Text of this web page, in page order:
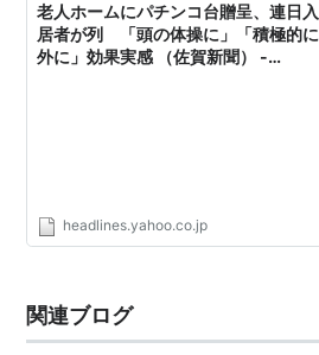
老人ホームにパチンコ台贈呈、連日入
居者が列 「頭の体操に」「積極的に
外に」効果実感 （佐賀新聞） -
headlines.yahoo.co.jp
関連ブログ